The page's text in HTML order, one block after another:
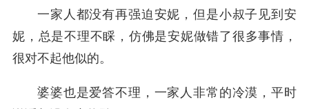
一家人都没有再强迫安妮，但是小叔子见到安
妮，总是不理不睬，仿佛是安妮做错了很多事情，
很对不起他似的。
婆婆也是爱答不理，一家人非常的冷漠，平时